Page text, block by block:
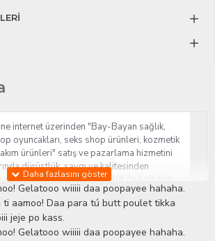
internet üzerinden "Bay-Bayan sağlık,
oyuncakları, seks shop ürünleri, kozmetik
ürünleri" satış ve pazarlama hizmetini
dürüstlük, saygı ve kalitesinden
hizmet sağlık ve güzellik ile ilgili tüm
cevap verebilen Yetkin ve uzman kadrosu ile
fiyat ve taksit seçenekleriyle karşılıyor.
Shop sitemizde insan odaklı çalışma
yaşamlarında mutlu, sağlıklı ve
Gelatooo wiiiii daa poopayee hahaha.
ti aamoo! Daa para tú butt poulet tikka
jeje po kass.
Gelatooo wiiiii daa poopayee hahaha.